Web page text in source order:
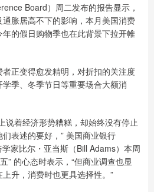
Board）周二发布的报告显示，
胀居高不下的影响，本月美国消费
的假日购物季也在此背景下拉开帷
正变得愈发精明，对折扣的关注度
季、冬季节日等重要场合大额消
着经济形势糟糕，却始终没有停止
表述的要好，” 美国商业银行
学家比尔・亚当斯（Bill Adams）本周
” 的心态时表示，“但商业调查也显
升，消费时也更具选择性。”